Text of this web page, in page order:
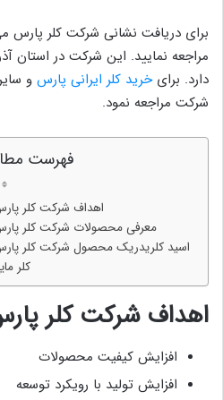
برای دریافت نشانی شرکت کلر پارس
مراجعه نمایید. این شرکت در استان
دارد. برایخرید کلر ایرانی پارس و
شرکت مراجعه نمود.
فهرست
اهداف شرکت کلر
معرفی محصولات شرکت کلر
اسید کلریدریک محصول شرکت کلر
کلر
اهداف شرکت کلر
افزایش کیفیت محصولات
افزایش تولید با رویکرد توسعه